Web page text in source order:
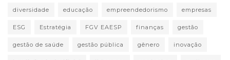
diversidade educação empreendedorismo empresas
ESG Estratégia FGV EAESP finanças gestão
gestão de saúde gestão pública gênero inovação